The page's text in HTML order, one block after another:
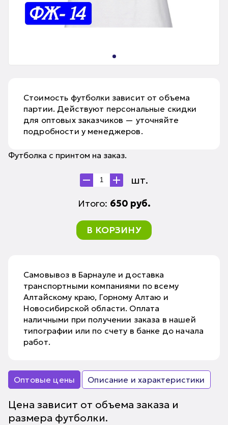
Стоимость футболки зависит от объема
партии. Действуют персональные скидки
для оптовых заказчиков — уточняйте
подробности у менеджеров.
Футболка с принтом на заказ.
шт.
Итого: 650 руб.
В КОРЗИНУ
Самовывоз в Барнауле и доставка
транспортными компаниями по всему
Алтайскому краю, Горному Алтаю и
Новосибирской области. Оплата
наличными при получении заказа в нашей
типографии или по счету в банке до начала
работ.
Оптовые цены Описание и характеристики
Цена зависит от объема заказа и
размера футболки.